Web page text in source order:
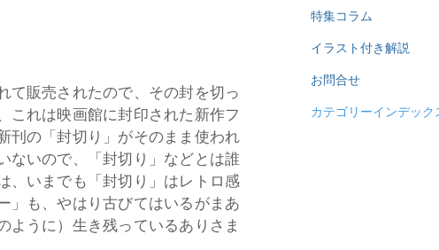
販売されたので、その封を切っ
これは映画館に封印された新作フ
刊の「封切り」がそのまま使われ
ないので、「封切り」などとは誰
、いまでも「封切り」はレトロ感
」も、やはり古びてはいるがまあ
うに）生き残っているありさま
特集コラム
イラスト付き解説
お問合せ
カテゴリーインデック